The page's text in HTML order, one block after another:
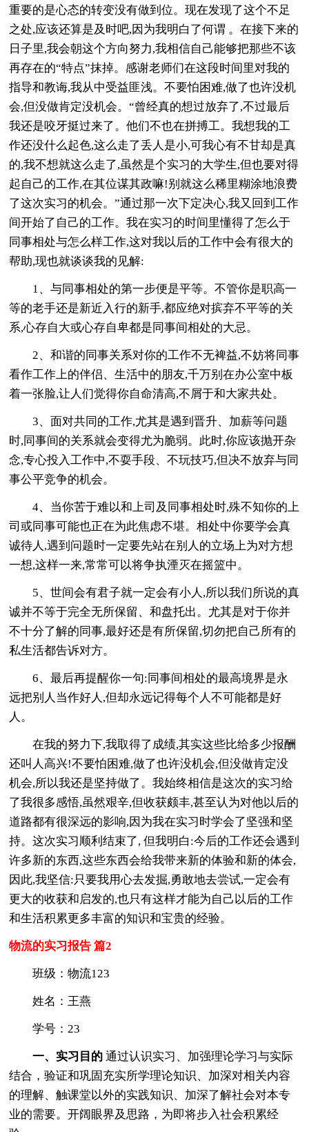
重要的是心态的转变没有做到位。现在发现了这个不足
之处,应该还算是及时吧,因为我明白了何谓 。在接下来的
日子里,我会朝这个方向努力,我相信自己能够把那些不该
再存在的“特点”抹掉。感谢老师们在这段时间里对我的
指导和教诲,我从中受益匪浅。不要怕困难,做了也许没机
会,但没做肯定没机会。“曾经真的想过放弃了,不过最后
我还是咬牙挺过来了。他们不也在拼搏工。我想我的工
作还没什么起色,这么走了丢人是小,可我心有不甘却是真
的,我不想就这么走了,虽然是个实习的大学生,但也要对得
起自己的工作,在其位谋其政嘛!别就这么稀里糊涂地浪费
了这次实习的机会。”通过那一次下定决心,我又回到工作
间开始了自己的工作。我在实习的时间里懂得了怎么于
同事相处与怎么样工作,这对我以后的工作中会有很大的
帮助,现也就谈谈我的见解:
1、与同事相处的第一步便是平等。不管你是职高一
等的老手还是新近入行的新手,都应绝对摈弃不平等的关
系,心存自大或心存自卑都是同事间相处的大忌。
2、和谐的同事关系对你的工作不无裨益,不妨将同事
看作工作上的伴侣、生活中的朋友,千万别在办公室中板
着一张脸,让人们觉得你自命清高,不屑于和大家共处。
3、面对共同的工作,尤其是遇到晋升、加薪等问题
时,同事间的关系就会变得尤为脆弱。此时,你应该抛开杂
念,专心投入工作中,不耍手段、不玩技巧,但决不放弃与同
事公平竞争的机会。
4、当你苦于难以和上司及同事相处时,殊不知你的上
司或同事可能也正在为此焦虑不堪。相处中你要学会真
诚待人,遇到问题时一定要先站在别人的立场上为对方想
一想,这样一来,常常可以将争执湮灭在摇篮中。
5、世间会有君子就一定会有小人,所以我们所说的真
诚并不等于完全无所保留、和盘托出。尤其是对于你并
不十分了解的同事,最好还是有所保留,切勿把自己所有的
私生活都告诉对方。
6、最后再提醒你一句:同事间相处的最高境界是永
远把别人当作好人,但却永远记得每个人不可能都是好
人。
在我的努力下,我取得了成绩,其实这些比给多少报酬
还叫人高兴!不要怕困难,做了也许没机会,但没做肯定没
机会,所以我还是坚持做了。我始终相信是这次的实习给
了我很多感悟,虽然艰辛,但收获颇丰,甚至认为对他以后的
道路都有很深远的影响,因为我在实习时学会了坚强和坚
持。这次实习顺利结束了, 但我明白:今后的工作还会遇到
许多新的东西,这些东西会给我带来新的体验和新的体会,
因此,我坚信:只要我用心去发掘,勇敢地去尝试,一定会有
更大的收获和启发的,也只有这样才能为自己以后的工作
和生活积累更多丰富的知识和宝贵的经验。
物流的实习报告 篇2
班级：物流123
姓名：王燕
学号：23
一、实习目的 通过认识实习、加强理论学习与实际
结合，验证和巩固充实所学理论知识、加深对相关内容
的理解、触课堂以外的实践知识、加深了解社会对本专
业的需要。开阔眼界及思路，为即将步入社会积累经